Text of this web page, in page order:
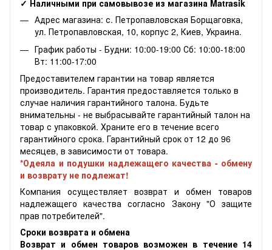
✓ Наличными при самовывозе из магазина Matrasik
Адрес магазина: с. Петропавловская Борщаговка,
ул. Петропавловская, 10, корпус 2, Киев, Украина.
График работы - Будни: 10:00-19:00 Сб: 10:00-18:00
Вт: 11:00-17:00
Предоставителем гарантии на товар является
производитель. Гарантия предоставляется только в
случае наличия гарантийного талона. Будьте
внимательны - не выбрасывайте гарантийный талон на
товар с упаковкой. Храните его в течение всего
гарантийного срока. Гарантийный срок от 12 до 96
месяцев, в зависимости от товара.
*Одеяла и подушки надлежащего качества - обмену
и возврату не подлежат!
Компания осуществляет возврат и обмен товаров
надлежащего качества согласно Закону "О защите
прав потребителей".
Сроки возврата и обмена
Возврат и обмен товаров возможен в течение 14